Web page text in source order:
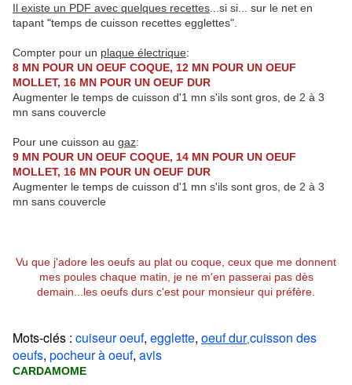
Il existe un PDF avec quelques recettes ...si si... sur le net en
tapant "temps de cuisson recettes egglettes".
Compter pour un plaque électrique:
8 MN POUR UN OEUF COQUE, 12 MN POUR UN OEUF
MOLLET, 16 MN POUR UN OEUF DUR
Augmenter le temps de cuisson d'1 mn s'ils sont gros, de 2 à 3
mn sans couvercle
Pour une cuisson au gaz:
9 MN POUR UN OEUF COQUE, 14 MN POUR UN OEUF
MOLLET, 16 MN POUR UN OEUF DUR
Augmenter le temps de cuisson d'1 mn s'ils sont gros, de 2 à 3
mn sans couvercle
Vu que j'adore les oeufs au plat ou coque, ceux que me donnent
mes poules chaque matin, je ne m'en passerai pas dès
demain...les oeufs durs c'est pour monsieur qui préfère.
Mots-clés : cuiseur oeuf, egglette, oeuf dur,cuisson des
oeufs, pocheur à oeuf, avis
CARDAMOME